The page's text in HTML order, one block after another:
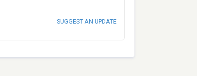
SUGGEST AN UPDATE